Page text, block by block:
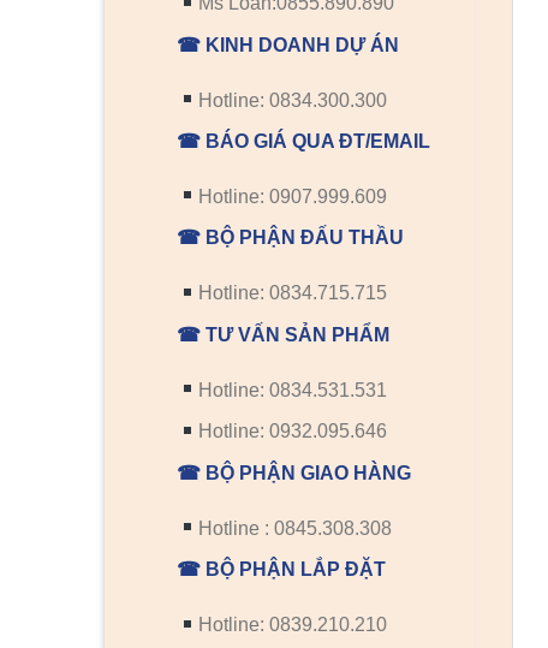
☎ KINH DOANH DỰ ÁN
Hotline: 0834.300.300
☎ BÁO GIÁ QUA ĐT/EMAIL
Hotline: 0907.999.609
☎ BỘ PHẬN ĐẤU THẦU
Hotline: 0834.715.715
☎ TƯ VẤN SẢN PHẨM
Hotline: 0834.531.531
Hotline: 0932.095.646
☎ BỘ PHẬN GIAO HÀNG
Hotline : 0845.308.308
☎ BỘ PHẬN LẮP ĐẶT
Hotline: 0839.210.210